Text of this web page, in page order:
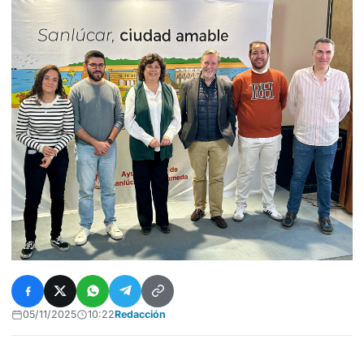
05/11/2025 10:22Redacción